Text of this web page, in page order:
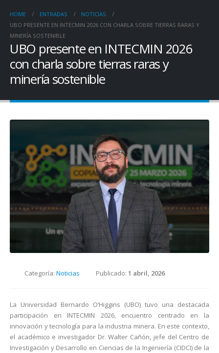
HOME ENTRADAS
NOTICIAS
UBO PRESENTE EN INTECMIN 2026 CON CHARLA SOBRE TIERRAS RARAS Y
MINERÍA SOSTENIBLE
UBO presente en INTECMIN 2026
con charla sobre tierras raras y
minería sostenible
Categoría: Noticias Publicado: 1 abril, 2026
La Universidad Bernardo O’Higgins (UBO) tuvo una destacada
participación en INTECMIN 2026, encuentro centrado en la
innovación y tecnología para la industria minera. En este contexto,
el académico e investigador Dr. Walter Cañón, jefe del Centro de
Investigación y Desarrollo en Ciencias de la Ingeniería (CIDCI) de la